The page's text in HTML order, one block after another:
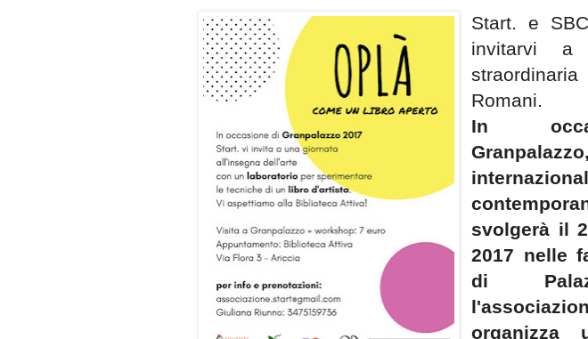
Start. e
invitarvi a
Romani.
In
svolgerà il
2017 nelle
di
organizza